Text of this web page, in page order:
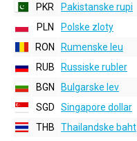
PKR
Pakistanske rupi
PLN
Polske zloty
RON
Rumenske leu
RUB
Russiske rubler
BGN
Bulgarske lev
SGD
Singapore dollar
THB
Thailandske baht